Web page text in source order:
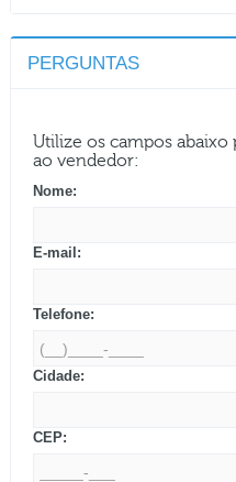
PERGUNTAS
Utilize os campos
ao vendedor:
Nome:
E-mail:
Telefone:
Cidade:
CEP: